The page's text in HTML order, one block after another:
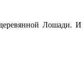
Лошади. И